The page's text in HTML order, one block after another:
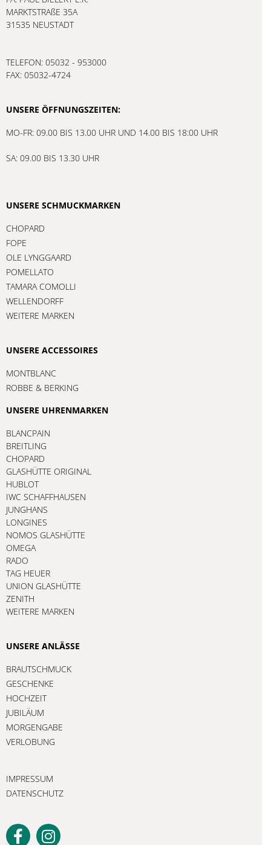
MARKTSTRAßE 35A
31535 NEUSTADT
TELEFON: 05032 - 953000
FAX: 05032-4724
UNSERE ÖFFNUNGSZEITEN:
MO-FR: 09.00 BIS 13.00 UHR UND 14.00 BIS 18:00 UHR
SA: 09.00 BIS 13.30 UHR
UNSERE SCHMUCKMARKEN
CHOPARD
FOPE
OLE LYNGGAARD
POMELLATO
TAMARA COMOLLI
WELLENDORFF
WEITERE MARKEN
UNSERE ACCESSOIRES
MONTBLANC
ROBBE & BERKING
UNSERE UHRENMARKEN
BLANCPAIN
BREITLING
CHOPARD
GLASHÜTTE ORIGINAL
HUBLOT
IWC SCHAFFHAUSEN
JUNGHANS
LONGINES
NOMOS GLASHÜTTE
OMEGA
RADO
TAG HEUER
UNION GLASHÜTTE
ZENITH
WEITERE MARKEN
UNSERE ANLÄSSE
BRAUTSCHMUCK
GESCHENKE
HOCHZEIT
JUBILÄUM
MORGENGABE
VERLOBUNG
IMPRESSUM
DATENSCHUTZ